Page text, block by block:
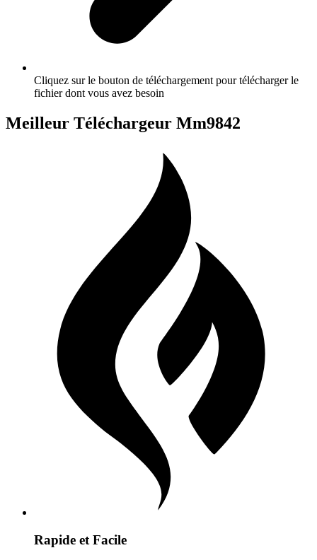
Cliquez sur le bouton de téléchargement pour télécharger le
fichier dont vous avez besoin
Meilleur Téléchargeur Mm9842
Rapide et Facile